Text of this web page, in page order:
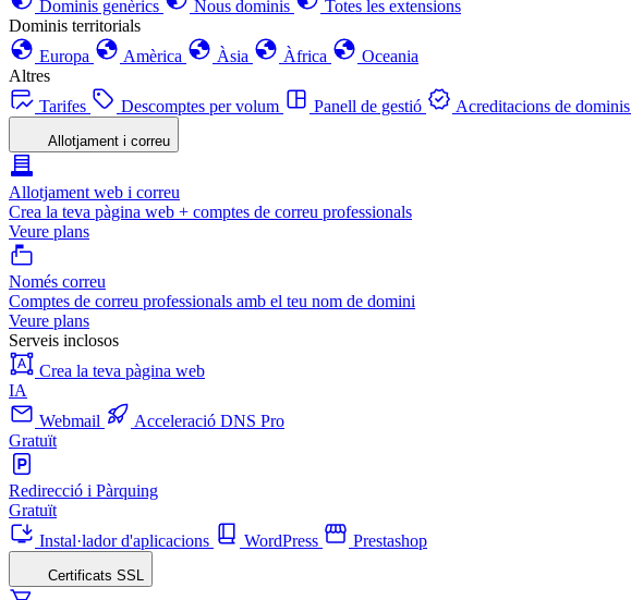
Dominis genèrics Nous dominis
Totes les extensions
Dominis territorials
Europa
Amèrica Àsia Àfrica
Oceania
Altres
Tarifes
Descomptes per volum Panell de gestió Acreditacions de dominis
Allotjament i correu
Allotjament web i correu
Crea la teva pàgina web + comptes de correu professionals
Veure plans
Només correu
Comptes de correu professionals amb el teu nom de domini
Veure plans
Serveis inclosos
Crea la teva pàgina web
IA
Webmail
Acceleració DNS Pro
Gratuït
Redirecció i Pàrquing
Gratuït
Instal·lador d'aplicacions
WordPress Prestashop
Certificats SSL